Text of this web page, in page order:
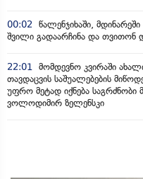
00:02
წალენჯიხაში,
შვილი გადაარჩინა და თვითონ
22:01
მომდევნო კვირაში
თავდაცვის საშუალებების
უფრო მეტად იქნება საგრძნობი
ვოლოდიმირ ზელენსკი